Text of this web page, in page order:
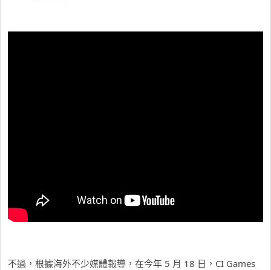
不過，根據海外不少媒體報導，在今年 5 月 18 日，CI Games